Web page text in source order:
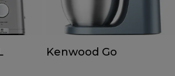
Kenwood Go